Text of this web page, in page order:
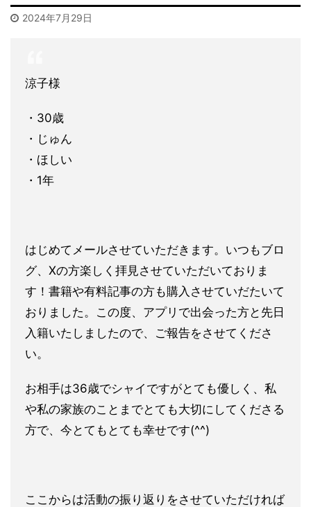
2024年7月29日
涼子様
・30歳
・じゅん
・ほしい
・1年
はじめてメールさせていただきます。いつもブロ
グ、Xの方楽しく拝見させていただいておりま
す！書籍や有料記事の方も購入させていだたいて
おりました。この度、アプリで出会った方と先日
入籍いたしましたので、ご報告をさせてくださ
い。
お相手は36歳でシャイですがとても優しく、私
や私の家族のこと までとても大切にしてくださる
方で、今とてもとても幸せです(^^)
ここからは活動の振り返りをさせていただければ